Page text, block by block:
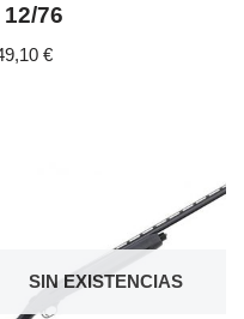
12/76
€
SIN EXISTENCIAS